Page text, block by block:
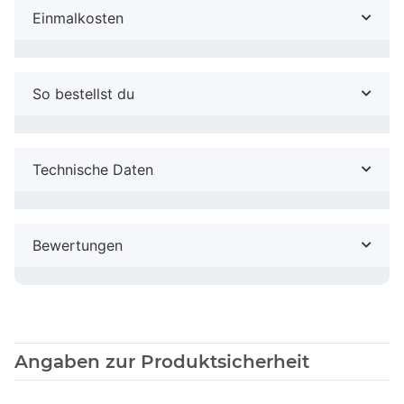
Einmalkosten
So bestellst du
Technische Daten
Bewertungen
Angaben zur Produktsicherheit